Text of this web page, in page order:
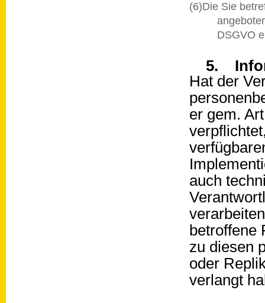
(6)Die Sie
DSGVO
5.
Hat der
er gem.
auch
betroffene
zu diesen
oder
verlangt